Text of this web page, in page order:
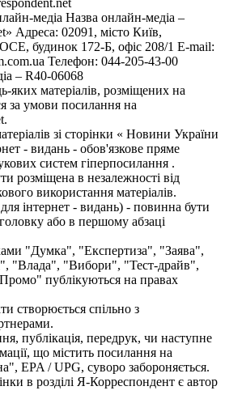
медіа Назва онлайн-медіа –
Адреса: 02091, місто Київ,
будинок 172-Б, офіс 208/1 E-mail:
Телефон: 044-205-43-00
– R40-06068
яких матеріалів, розміщених на
за умови посилання на
зі сторінки « Новини України
- видань - обов'язкове пряме
систем гіперпосилання .
розміщена в незалежності від
використання матеріалів.
інтернет - видань) - повинна бути
або в першому абзаці
"Думка", "Експертиза", "Заява",
"Влада", "Вибори", "Тест-драйв",
публікуються на правах
створюється спільно з
публікація, передрук, чи наступне
що містить посилання на
EPA / UPG, суворо забороняється.
в розділі Я-Корреспондент є автор